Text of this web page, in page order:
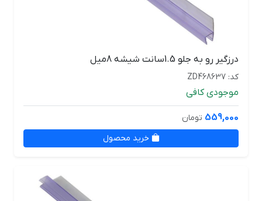
درزگیر رو به جلو 1.5سانت شیشه 8میل
کد: ZD468637
موجودی کافی
559,000 تومان
خرید محصول